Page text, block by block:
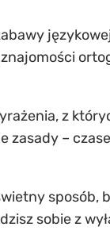
z
–
sobie z